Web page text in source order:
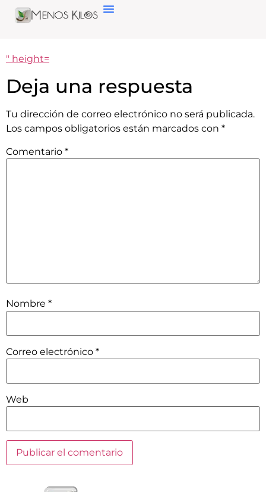
" height=
Deja una respuesta
Tu dirección de correo electrónico no será publicada.
Los campos obligatorios están marcados con *
Comentario *
Nombre *
Correo electrónico *
Web